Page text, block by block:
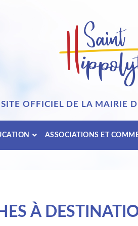
SITE OFFICIEL DE LA MAIRIE
ASSOCIATIONS ET
À